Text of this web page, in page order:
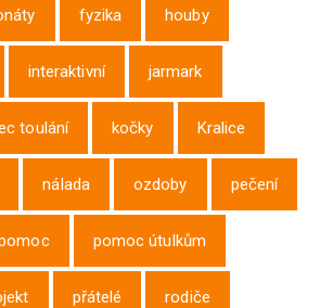
fyzika houby
interaktivní jarmark
toulání kočky Kralice
nálada ozdoby pečení
pomoc útulkům
přátelé rodiče